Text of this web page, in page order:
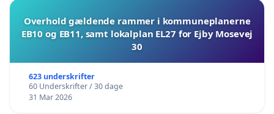
Overhold gældende rammer i kommuneplanerne
EB10 og EB11, samt lokalplan EL27 for Ejby Mosevej
30
623 underskrifter
60 Underskrifter / 30 dage
31 Mar 2026